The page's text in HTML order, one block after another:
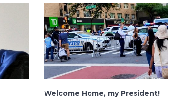
Welcome Home, my President!